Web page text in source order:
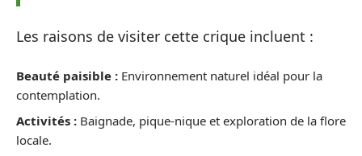
Les raisons de visiter cette crique incluent :
Beauté paisible : Environnement naturel idéal pour la
contemplation.
Activités : Baignade, pique-nique et exploration de la flore
locale.